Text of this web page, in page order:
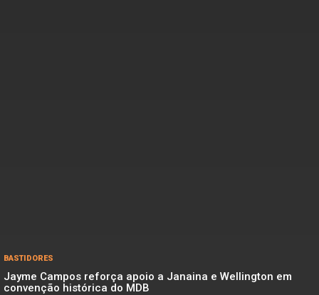
BASTIDORES
Jayme Campos reforça apoio a Janaina e Wellington em
convenção histórica do MDB